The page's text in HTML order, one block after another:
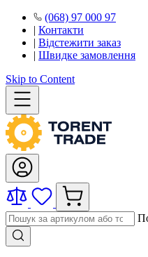
(068) 97 000 97
| Контакти
| Відстежити заказ
| Швидке замовлення
Skip to Content